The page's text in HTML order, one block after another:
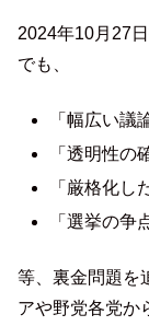
2024年10月27
でも、
「幅広い議
「透明性の
「厳格化し
「選挙の争
等、裏金問題を
アや野党各党か